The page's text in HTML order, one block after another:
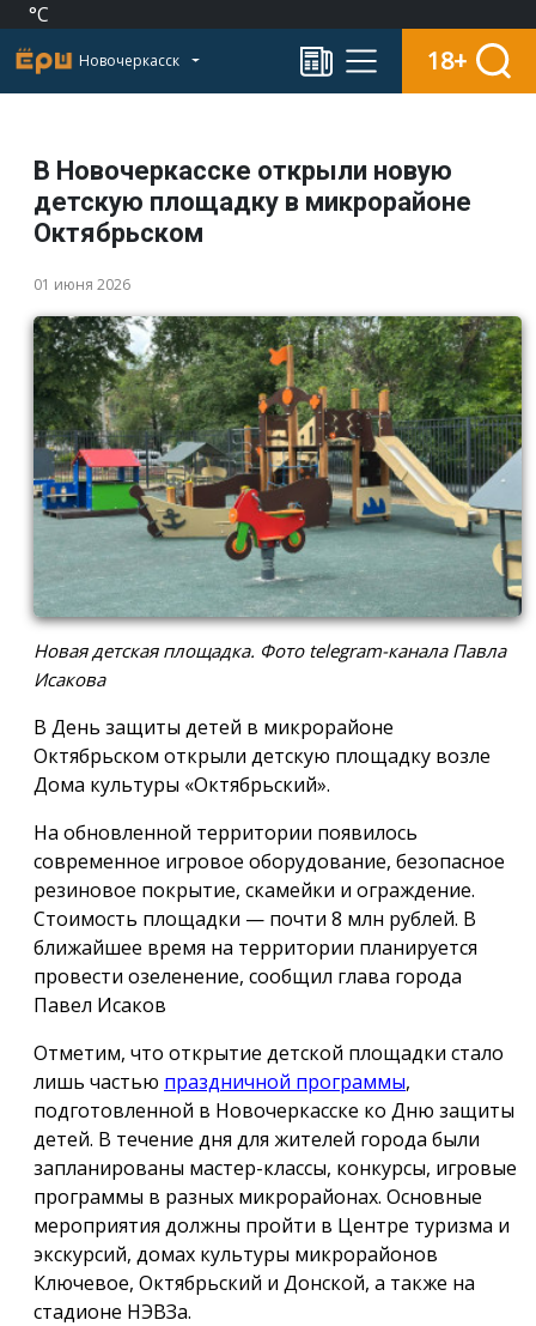
°C
Новочеркасск 18+
В Новочеркасске открыли новую
детскую площадку в микрорайоне
Октябрьском
01 июня 2026
Новая детская площадка. Фото telegram-канала Павла
Исакова
В День защиты детей в микрорайоне
Октябрьском открыли детскую площадку возле
Дома культуры «Октябрьский».
На обновленной территории появилось
современное игровое оборудование, безопасное
резиновое покрытие, скамейки и ограждение.
Стоимость площадки — почти 8 млн рублей. В
ближайшее время на территории планируется
провести озеленение, сообщил глава города
Павел Исаков
Отметим, что открытие детской площадки стало
лишь частью праздничной программы,
подготовленной в Новочеркасске ко Дню защиты
детей. В течение дня для жителей города были
запланированы мастер-классы, конкурсы, игровые
программы в разных микрорайонах. Основные
мероприятия должны пройти в Центре туризма и
экскурсий, домах культуры микрорайонов
Ключевое, Октябрьский и Донской, а также на
стадионе НЭВЗа.